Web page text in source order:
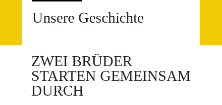
Unsere Geschichte
ZWEI BRÜDER
STARTEN GEMEINSAM
DURCH